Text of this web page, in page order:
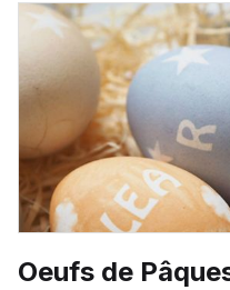
Oeufs de